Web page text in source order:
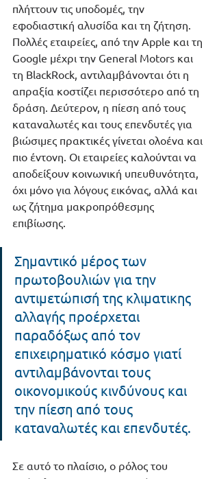
πλήττουν τις υποδομές, την
εφοδιαστική αλυσίδα και τη ζήτηση.
Πολλές εταιρείες, από την Apple και τη
Google μέχρι την General Motors και
τη BlackRock, αντιλαμβάνονται ότι η
απραξία κοστίζει περισσότερο από τη
δράση. Δεύτερον, η πίεση από τους
καταναλωτές και τους επενδυτές για
βιώσιμες πρακτικές γίνεται ολοένα και
πιο έντονη. Οι εταιρείες καλούνται να
αποδείξουν κοινωνική υπευθυνότητα,
όχι μόνο για λόγους εικόνας, αλλά και
ως ζήτημα μακροπρόθεσμης
επιβίωσης.
Σημαντικό μέρος των
πρωτοβουλιών για την
αντιμετώπισή της κλιματικης
αλλαγής προέρχεται
παραδόξως από τον
επιχειρηματικό κόσμο γιατί
αντιλαμβάνονται τους
οικονομικούς κινδύνους και
την πίεση από τους
καταναλωτές και επενδυτές.
Σε αυτό το πλαίσιο, ο ρόλος του